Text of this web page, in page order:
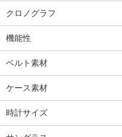
クロノグラフ
機能性
ベルト素材
ケース素材
時計サイズ